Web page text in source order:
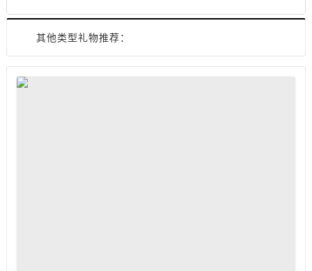
其他类型礼物推荐：